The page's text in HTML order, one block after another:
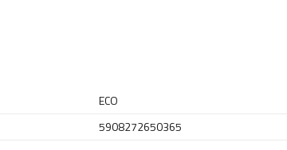
ECO
5908272650365